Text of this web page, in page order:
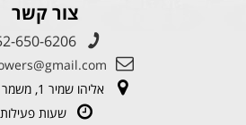
צור קשר
650-6206
אליהו שמיר 1, משמר השבעה
שעות